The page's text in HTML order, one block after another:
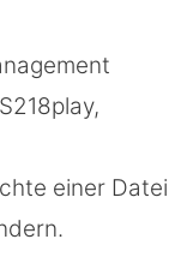
einer Datei